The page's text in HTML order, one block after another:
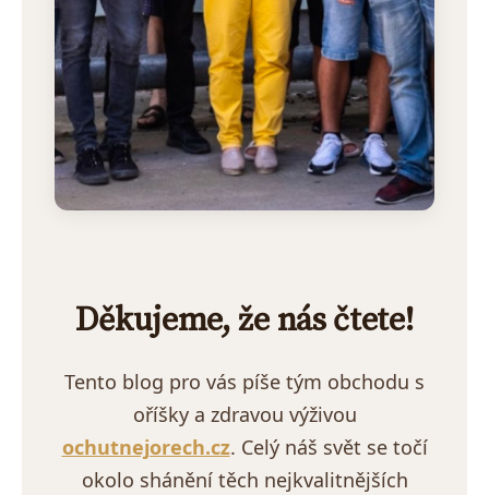
Děkujeme, že nás čtete!
Tento blog pro vás píše tým obchodu s
oříšky a zdravou výživou
ochutnejorech.cz. Celý náš svět se točí
okolo shánění těch nejkvalitnějších